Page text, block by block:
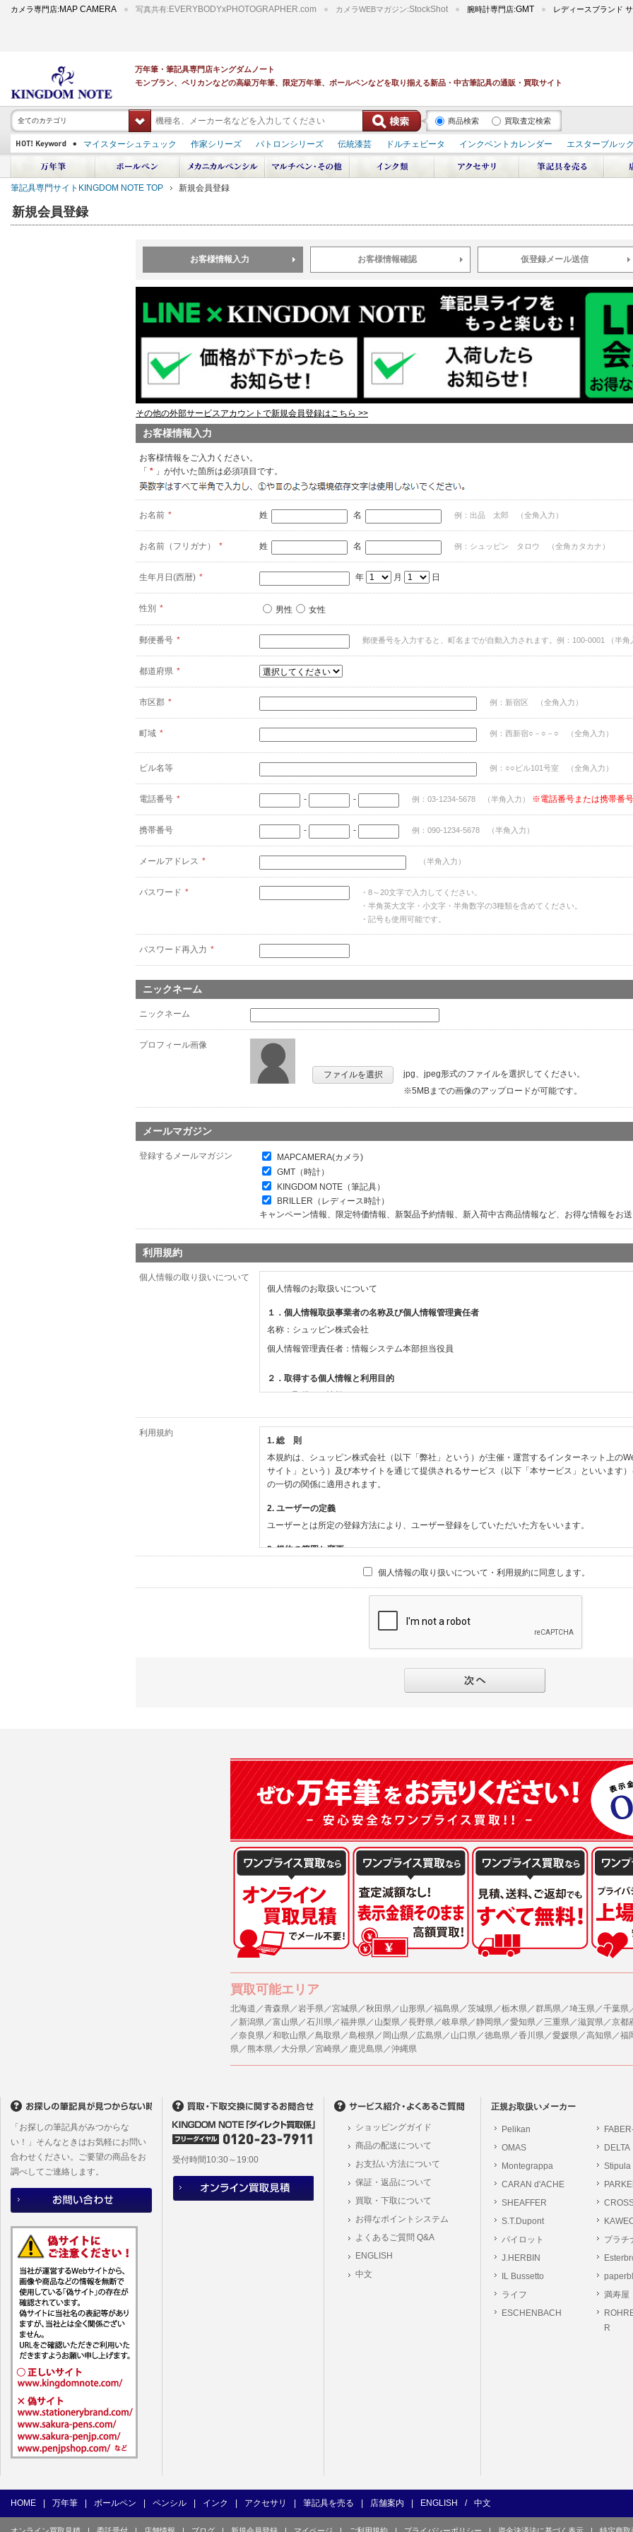
カメラ専門店: MAP CAMERA 写真共有: EVERYBODYxPHOTOGRAPHER.com カメラWEBマガジン:StockShot 腕時計専門店:GMT レディースブランド
万年筆・筆記具専門店キングダムノート
モンブラン、ペリカンなどの高級万年筆、限定万年筆、ボールペンなどを取り揃える新品・中古筆記具の通販・買取サイト
全てのカテゴリ 商品検索 買取査定検索
マイスターシュテュック 作家シリーズ パトロンシリーズ 伝統漆芸 ドルチェビータ インクベントカレンダー エスターブルック
スーベレーン
PILOT 蒔絵 ダイアミン ボトルインク デュポン スペース オデッセイ 輪島屋善仁 深海 エテルニタ･アヴァンティ
中屋万年筆
プラチナ 出雲 キングダムノート別注 アルマンドシモーニクラブ ペリカン オーシャンスワール 源氏物語 作家シリーズ パトロンシリ
筆記具専門サイトKINGDOM NOTE TOP 新規会員登録
新規会員登録
お客様情報入力 お客様情報確認 仮登録メール送信
その他の外部サービスアカウントで新規会員登録はこちら >>
お客様情報入力
お客様情報をご入力ください。
「 * 」が付いた箇所は必須項目です。
お名前 * 姓 名 例：出品 太郎 （全角入力）
お名前（フリガナ） * 姓 名 例：シュッピン タロウ （全角カタカナ）
生年月日(西暦) * 年 月 日
性別 * 男性 女性
郵便番号 * 郵便番号を入力すると、町名までが自動入力されます。例：100-0001 （半角
都道府県 *
市区郡 * 例：新宿区 （全角入力）
町域 * 例：西新宿○－○－○ （全角入力）
ビル名等 例：○○ビル101号室 （全角入力）
電話番号 * - - 例：03-1234-5678 （半角入力） ※電話番号または携帯番
携帯番号 - - 例：090-1234-5678 （半角入力）
メールアドレス * （半角入力）
パスワード *
・8～20文字で入力してください。
・半角英大文字・小文字・半角数字の3種類を含めてください。
・記号も使用可能です。
パスワード再入力 *
ニックネーム
ニックネーム
プロフィール画像
ファイルを選択
jpg、jpeg形式のファイルを選択してください。
※5MBまでの画像のアップロードが可能です。
メールマガジン
登録するメールマガジン
MAPCAMERA(カメラ)
GMT（時計）
KINGDOM NOTE（筆記具）
BRILLER（レディース時計）
キャンペーン情報、限定特価情報、新製品予約情報、新入荷中古商品情報など、お得な情報をお
利用規約
個人情報の取り扱いについて
個人情報のお取扱いについて
１．個人情報取扱事業者の名称及び個人情報管理責任者
名称：シュッピン株式会社
個人情報管理責任者：情報システム本部担当役員
２．取得する個人情報と利用目的
（１）取得する情報
・必須登録：氏名、生年月日、性別、住所、電話番号、メールアドレス、パスワード
・任意登録：ニックネーム、プロフィール画像、希望するメールマガジンの種類
【当社サービスをご利用時に当社が取得またはご提供いただく情報】
・お支払いやお振込みに関わる情報（クレジットカード・銀行口座・電子マネー等の決済時に
・法律上の要請等により、本人確認を行うための本人確認書類（運転免許証、健康保険証、住
・EVERYBODY×PHOTOGRAPHER.comのご利用に伴いご登録いただいた、広範囲設定をご希
撮影機材や機材の設定等に関する情報、および画像データとその画像データに含まれる情報
・当社ウェブサイト・サービス内のクッキー情報
【外部サービスアカウントを利用される場合】
会員登録時にソーシャルネットワーキングサービス等の外部サービスとの連携を許可した場合
・当社物品販売、古物買取事業および個人・法人の売買仲介業に伴うご案内、契約、申し込み
・メールマガジンの配信、および当社が提供する商品・サービスについてのアンケート実施のた
・EVERYBODY×PHOTOGRAPHER.comのフォトシェアリングサービス運営のため
(1)ご本人の同意がある場合。なお第三者に提供する場合には原則として、機密保持、再提供の
止することを契約の条件といたします。
(2)法令等により開示を求められた場合。
(3)ご本人または公衆の生命、身体又は財産の保護のために必要がある場合であって、本人の同
(4)国の機関若しくは地方公共団体又はその委託を受けた者が法令の定める事務を遂行すること
本人の同意を得ることにより当該事務の遂行に支障を及ぼすおそれがあるとき。
(5)業務を円滑に進めるために、外部業者に個人データの一部又は全部の処理を委託する場合（
の安全管理が図られるように、委託先に対する必要かつ適切な監督を行ないます）。
４．ご提供の任意性
当社への個人情報の提供はお客様の任意ですが、必要な個人情報をご提供いただけない場合、
ますのでご了承下さい。
当社ホームページでは、利用者が当社ホームページに再訪問される際、より便利に当社ホーム
キーを使用する場合があります。
また利用者の統計的分析のため、または掲載された広告にクッキーを使用する場合があります。
するご質問、ご相談にも対応いたします。尚、シュッピン会員のお客様は、当社が保有する個
※個人情報の開示請求には手数料として800円(税別)をご本人様にご負担いただいております。
(2)当社の個人情報に関するお問合せは、以下の窓口で承ります。お問合せの内容により必要な
シュッピン株式会
Mail：
利用規約
1. 総 則
本規約は、シュッピン株式会社（以下「弊社」という）が主催・運営するインターネット上の
サイト」という）及び本サイトを通じて提供されるサービス（以下「本サービス」といいます
の一切の関係に適用されます。
2. ユーザーの定義
ユーザーとは所定の登録方法により、ユーザー登録をしていただいた方をいいます。
3. 規約の範囲と変更
1) 本規約は、本サイト及び本サービスの利用に関し、弊社及び全てのユーザーに適用されます。
2) 弊社が別途規定する個別規定、及び弊社が随時本サイト内に掲示またはユーザーに対し通知
す。本規約と個別規定及び追加規定が異なる場合は、個別規定及び追加規定が優先するものとし
3) 弊社はユーザーの承諾を得ることなく、本規約を変更できるものとし、ユーザーはこれを承
た場合は、本サイト内に掲示またはユーザーに対し通知するものとし、その後にユーザーが本
1) ユーザーは、本サイトの利用に際し、ユーザー本人のユーザーID、パスワード、メールアド
に届け出るものとします。
3) 弊社は一年以上に亘って使用がないユーザーIDとこれに伴う個人情報を抹消することができ
4) ユーザーID、パスワード、メールアドレス及びこれに伴う個人情報の管理不十分、使用上の
は、ユーザーが負うものとし、弊社は一切責任を負いません。
5. 登録事項
1) ユーザーは、メールアドレスその他の登録事項に変更が生じた場合、直ちに弊社所定の変更
2) 弊社はユーザーの入会申込により知り得た情報、またはユーザーが本サイト及び本サービス
報に関し、以下の項目に該当する場合に利用することができるものとします。
(1) 統計した情報のみを開示し、ユーザーの個人情報を表示しない場合。
(2) ユーザーから寄せられた情報を、ユーザーの個人情報を表示せずに開示する場合。
(3) ユーザーが個人情報の開示について同意している場合。
(4) 法令により開示が求められた場合。
(5) 弊社で取り扱う商品またはサービスに関する案内や情報提供（郵便、電子メール等によるダ
(6) 弊社が利用目的を示してユーザーから取得した情報を、その利用目的の範囲内で利用する場
6. 情報の提供
1)弊社は、各ユーザーに対し、当該ユーザーの購入商品の情報、及び弊社の特価商品の情報等、
ユーザーは、本サイトのメールマガジンの購読に際し、ユーザー本人の責任においてメールマガ
フォームにて入力されたメールアドレスに、本サイトのお知らせをメールにてお送りさせていた
本サイトからのメールの受け取りを希望されない場合は、下記リンクから設定の変更を行ってく
本サイト会員のお客様は こちら
※設定変更前にログインする必要があります。
メールマガジン会員のお客様はこちら
1) ユーザーは本サイト及び本サービスの利用に当たり、以下の行為を行なってはならないものと
(1) 他のユーザー、第三者もしくは弊社の著作権又はその他の権利を侵害する行為、及び侵害す
(2) 他のユーザー、第三者もしくは弊社の財産またはプライバシーを侵害する行為、及び侵害す
(3) 上記の他、他のユーザー、第三者もしくは弊社に不利益又は損害を与える行為、および与え
個人情報の取り扱いについて・利用規約に同意します。
買取可能エリア
北海道／青森県／岩手県／宮城県／秋田県／山形県／福島県／茨城県／栃木県／群馬県／埼玉県／千葉県
／新潟県／富山県／石川県／福井県／山梨県／長野県／岐阜県／静岡県／愛知県／三重県／滋賀県／京都
／奈良県／和歌山県／鳥取県／島根県／岡山県／広島県／山口県／徳島県／香川県／愛媛県／高知県／福
県／熊本県／大分県／宮崎県／鹿児島県／沖縄県
正規お取扱いメーカー
Pelikan
OMAS
DELTA
Montegrappa
Stipula
CARAN d'ACHE
SHEAFFER
S.T.Dupont
パイロット
プラチ
J.HERBIN
IL Bussetto
ライフ
満寿屋
ESCHENBACH
R
「お探しの筆記具がみつからな
い！」そんなときはお気軽にお問い
合わせください。ご要望の商品をお
調べしてご連絡します。
受付時間10:30～19:00
ショッピングガイド
商品の配送について
お支払い方法について
保証・返品について
買取・下取について
お得なポイントシステム
よくあるご質問 Q&A
ENGLISH
中文
HOME 万年筆 ボールペン ペンシル インク アクセサリ 筆記具を売る 店舗案内 ENGLISH / 中文